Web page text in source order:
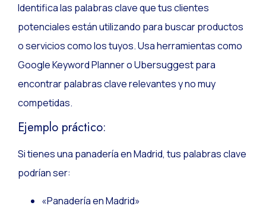
Identifica las palabras clave que tus clientes
potenciales están utilizando para buscar productos
o servicios como los tuyos. Usa herramientas como
Google Keyword Planner o Ubersuggest para
encontrar palabras clave relevantes y no muy
competidas.
Ejemplo práctico:
Si tienes una panadería en Madrid, tus palabras clave
podrían ser:
«Panadería en Madrid»